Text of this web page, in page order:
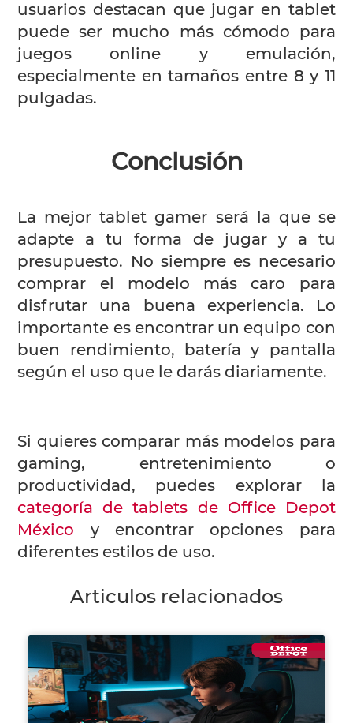
usuarios destacan que jugar en tablet
puede ser mucho más cómodo para
juegos online y emulación,
especialmente en tamaños entre 8 y 11
pulgadas.
Conclusión
La mejor tablet gamer será la que se
adapte a tu forma de jugar y a tu
presupuesto. No siempre es necesario
comprar el modelo más caro para
disfrutar una buena experiencia. Lo
importante es encontrar un equipo con
buen rendimiento, batería y pantalla
según el uso que le darás diariamente.
Si quieres comparar más modelos para
gaming, entretenimiento o
productividad, puedes explorar la
categoría de tablets de Office Depot
México y encontrar opciones para
diferentes estilos de uso.
Articulos relacionados